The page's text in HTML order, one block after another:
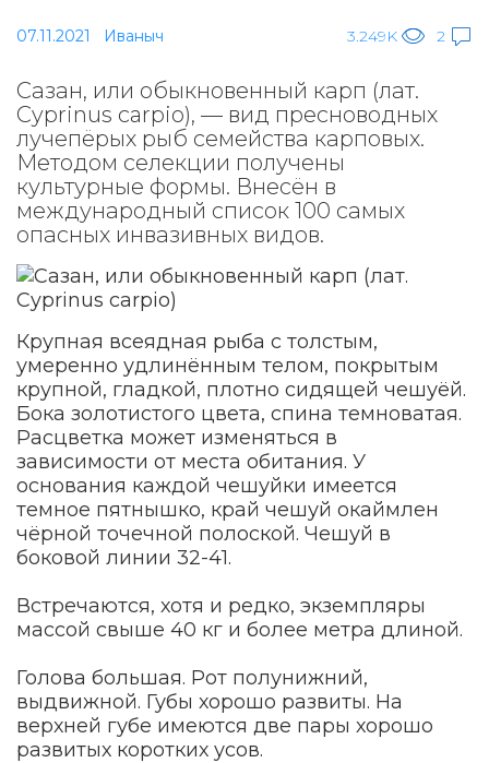
07.11.2021 Иваныч 3.249K 2
Сазан, или обыкновенный карп (лат.
Cyprinus carpio), — вид пресноводных
лучепёрых рыб семейства карповых.
Методом селекции получены
культурные формы. Внесён в
международный список 100 самых
опасных инвазивных видов.
Крупная всеядная рыба с толстым,
умеренно удлинённым телом, покрытым
крупной, гладкой, плотно сидящей чешуёй.
Бока золотистого цвета, спина темноватая.
Расцветка может изменяться в
зависимости от места обитания. У
основания каждой чешуйки имеется
темное пятнышко, край чешуй окаймлен
чёрной точечной полоской. Чешуй в
боковой линии 32-41.
Встречаются, хотя и редко, экземпляры
массой свыше 40 кг и более метра длиной.
Голова большая. Рот полунижний,
выдвижной. Губы хорошо развиты. На
верхней губе имеются две пары хорошо
развитых коротких усов.